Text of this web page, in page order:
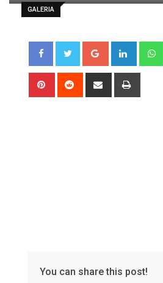
GALERIA
Google+ LinkedIn
Pinterest Reddit
Share
You can share this post!